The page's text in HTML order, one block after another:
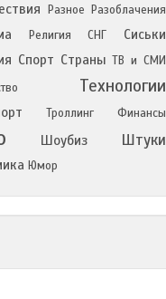
Разное Разоблачения
Религия СНГ
Сиськи
Спорт Страны ТВ и СМИ
Технологии
Троллинг Финансы
Шоубиз Штуки
Юмор